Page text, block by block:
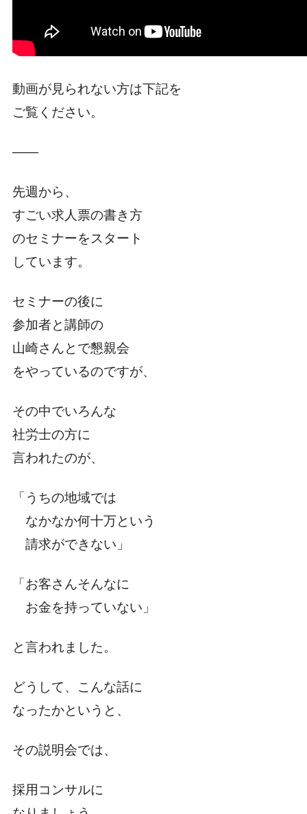
動画が見られない方は下記を
ご覧ください。
――
先週から、
すごい求人票の書き方
のセミナーをスタート
しています。
セミナーの後に
参加者と講師の
山崎さんとで懇親会
をやっているのですが、
その中でいろんな
社労士の方に
言われたのが、
「うちの地域では
なかなか何十万という
請求ができない」
「お客さんそんなに
お金を持っていない」
と言われました。
どうして、こんな話に
なったかというと、
その説明会では、
採用コンサルに